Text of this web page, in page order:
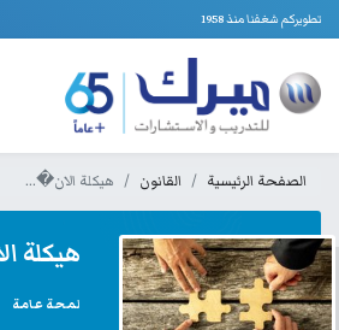
تطويركم شغفنا منذ 1958
الصفحة الرئيسية القانون هيكلة الان�...
هيكلة
لمحة عامة